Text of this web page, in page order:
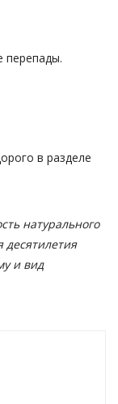
перепады.
в разделе
натурального
десятилетия
и вид